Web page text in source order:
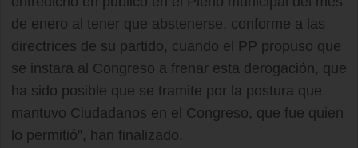
de enero al tener que abstenerse, conforme a las
directrices de su partido, cuando el PP propuso que
se instara al Congreso a frenar esta derogación, que
ha sido posible que se tramite por la postura que
mantuvo Ciudadanos en el Congreso, que fue quien
lo permitió”, han finalizado.